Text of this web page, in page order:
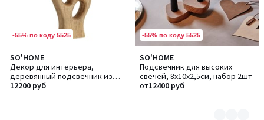
-55% по коду 5525
SO'HOME
Декор для интерьера,
деревянный подсвечник из
манго
12200 руб
-55% по коду 5525
SO'HOME
Подсвечник для высоких
свечей, 8х10х2,5см, набор 2шт
от12400 руб
Количество
цветов:
5